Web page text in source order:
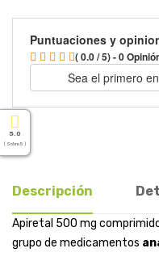
Puntuaciones y
( 0.0 / 5) - 0
Sea el primero
Descripción
Apiretal 500 mg
grupo de medicamentos
5.0
( Sobre 5 )